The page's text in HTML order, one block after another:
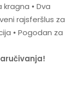
kragna • Dva
rajsferšlus za
• Pogodan za